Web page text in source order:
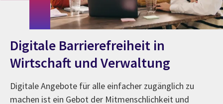
Digitale Barrierefreiheit in
Wirtschaft und Verwaltung
Digitale Angebote für alle einfacher zugänglich zu
machen ist ein Gebot der Mitmenschlichkeit und